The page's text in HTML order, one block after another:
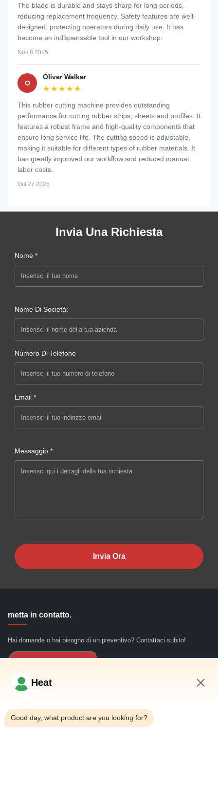
The blade is durable and stays sharp for long periods,
reducing replacement frequency. Safety features are well-
designed, protecting operators during daily use. It has
become an indispensable tool in our workshop.
Nov 8.2025
O
Oliver Walker
★★★★★
★★★★★
This rubber cutting machine provides outstanding
performance for cutting rubber strips, sheets and profiles. It
features a robust frame and high-quality components that
ensure long service life. The cutting speed is adjustable,
making it suitable for different types of rubber materials. It
has greatly improved our workflow and reduced manual
labor costs.
Oct 27.2025
Invia Una Richiesta
Nome *
Nome Di Società:
Numero Di Telefono
Email *
Messaggio *
Invia Ora
metta in contatto.
Hai domande o hai bisogno di un preventivo? Contattaci subito!
Link Veloci
Casa
Heat
Good day, what product are you looking for?